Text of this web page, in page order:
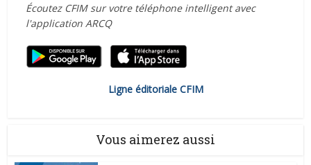
Écoutez CFIM sur votre téléphone intelligent avec
l'application ARCQ
Ligne éditoriale CFIM
Vous aimerez aussi